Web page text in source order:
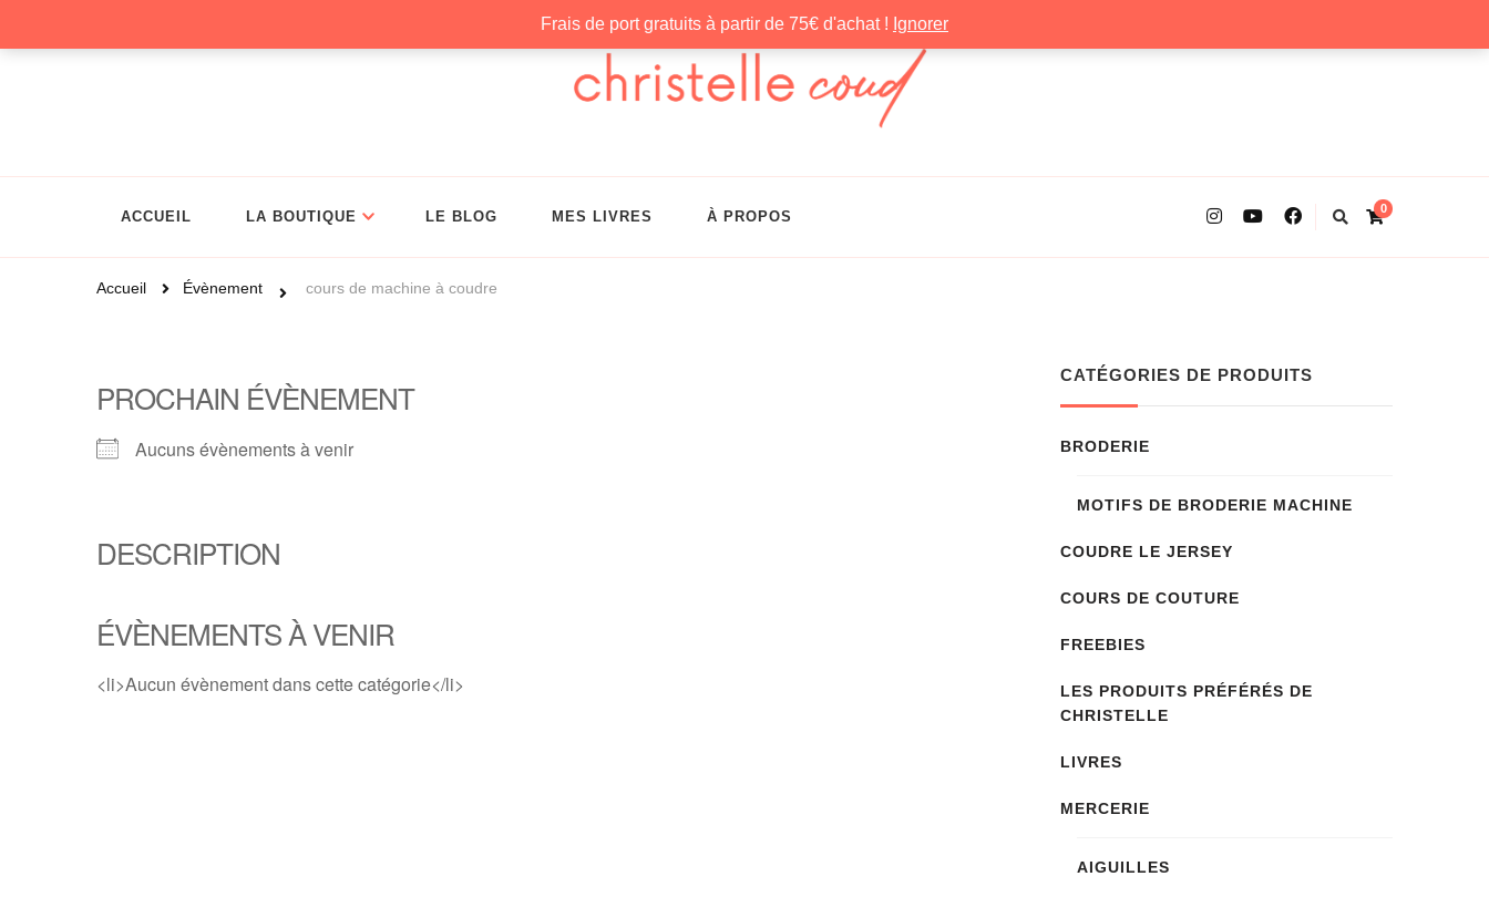
Frais de port gratuits à partir de 75€ d'achat ! Ignorer
ACCUEIL LA BOUTIQUE LE BLOG MES LIVRES À PROPOS 0
Accueil Évènement cours de machine à coudre
PROCHAIN ÉVÈNEMENT
Aucuns évènements à venir
DESCRIPTION
ÉVÈNEMENTS À VENIR
<li>Aucun évènement dans cette catégorie</li>
CATÉGORIES DE PRODUITS
BRODERIE
MOTIFS DE BRODERIE MACHINE
COUDRE LE JERSEY
COURS DE COUTURE
FREEBIES
LES PRODUITS PRÉFÉRÉS DE
CHRISTELLE
LIVRES
MERCERIE
AIGUILLES